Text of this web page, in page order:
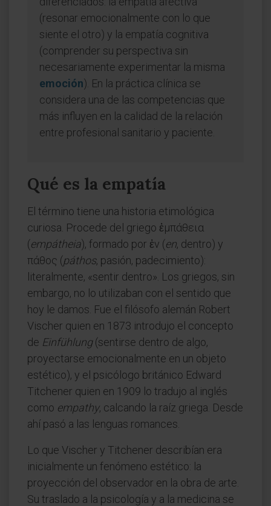
(resonar emocionalmente con lo que
siente el otro) y la empatía cognitiva
(comprender su perspectiva sin
necesariamente experimentar la misma
emoción). En la práctica clínica se
considera una de las competencias que
más influyen en la calidad de la relación
entre profesional sanitario y paciente.
Qué es la empatía
El término tiene una historia etimológica
curiosa. Procede del griego ἐμπάθεια
(empátheia), formado por ἐν (en, dentro) y
πάθος (páthos, pasión, padecimiento):
literalmente, «sentir dentro». Los griegos, sin
embargo, no lo utilizaban con el sentido que
hoy le damos. Fue el filósofo alemán Robert
Vischer quien en 1873 introdujo el concepto
de Einfühlung(sentirse dentro de algo,
proyectarse emocionalmente en un objeto
estético), y el psicólogo británico Edward
Titchener quien en 1909 lo tradujo al inglés
como empathy, calcando la raíz griega. Desde
ahí pasó a las lenguas romances.
Lo que Vischer y Titchener describían era
inicialmente un fenómeno estético: la
proyección del observador en la obra de arte.
Su traslado a la psicología y a la medicina se